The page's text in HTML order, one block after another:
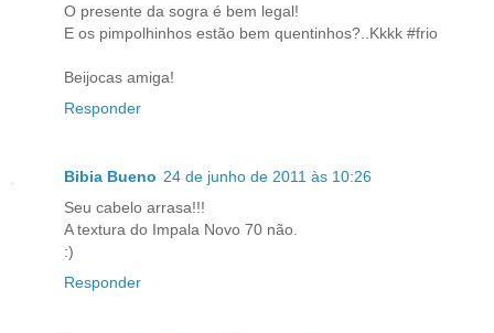
O presente da sogra é bem legal!
E os pimpolhinhos estão bem quentinhos?..Kkkk #frio
Beijocas amiga!
Responder
Bibia Bueno 24 de junho de 2011 às 10:26
Seu cabelo arrasa!!!
A textura do Impala Novo 70 não.
:)
Responder